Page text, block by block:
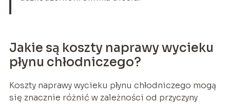
Jakie są koszty naprawy wycieku
płynu chłodniczego?
Koszty naprawy wycieku płynu chłodniczego mogą
się znacznie różnić w zależności od przyczyny